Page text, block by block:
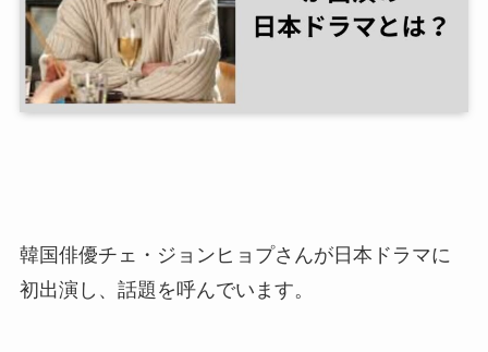
韓国俳優チェ・ジョンヒョプさんが日本ドラマに
初出演し、話題を呼んでいます。